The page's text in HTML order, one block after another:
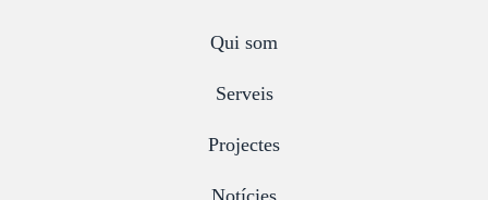
Qui som
Serveis
Projectes